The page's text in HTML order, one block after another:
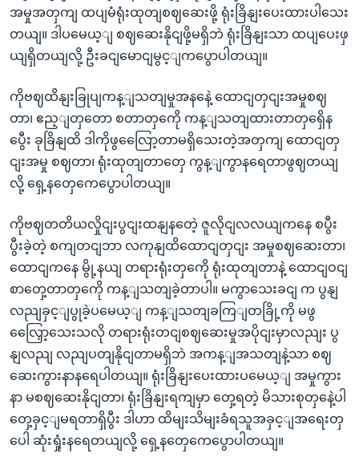
အမှုအတှကျ ထပျမံရုံးထုတျစဈဆေးဖို့ ရုံးခြိနျးပေးထားပါသေး
တယျ။ ဒါပမေယ့ျ စဈဆေးနိုငျဖို့မရှိဘဲ ရုံးခြိနျးသာ ထပျပေးဖှ
ယျရှိတယျလို့ ဦးခငျမောငျမွင့ျကပွောပါတယျ။
ကိုဗဈထိနျးခြုပျကန့ျသတျမှုအနနေဲ့ ထောငျတှငျးအမှုစဈ
တာ၊ ဧည့ျတှတော စတာတှကေို ကန့ျသတျထားတာတှရှေိန
ပွေီး ခုခြိနျထိ ဒါကိုဖွလြေော့တာမရှိသေးတဲ့အတှကျ ထောငျတှ
ငျးအမှု စဈတာ၊ ရုံးထုတျတာတှေ ကွန့ျကွာနရေတာဖွဈတယျ
လို့ ရှေ့နတှေကေပွောပါတယျ။
ကိုဗဈတတိယလှိုငျးပွငျးထနျနတေဲ့ ဇူလိုငျလလယျကနေ စပွီး
ပွီးခဲ့တဲ့ စကျတငျဘာ လကုနျထိထောငျတှငျး အမှုစဈဆေးတာ၊
ထောငျကနေ မွို့နယျ တရားရုံးတှကေို ရုံးထုတျတာနဲ့ ထောငျဝငျ
စာတှေ့တာတှကေို ကန့ျသတျခဲ့တာပါ။ မကွာသေးခငျ က ပွနျ
လညျခှင့ျပွုခဲ့ပမေယ့ျ ကန့ျသတျခကြျတခြို့ကို မဖွ
လြှေော့သေးသလို တရားရုံးတငျစဈဆေးမှုအပိုငျးမှာလညျး ပွ
နျလညျ လညျပတျနိုငျတာမရှိဘဲ အကန့ျအသတျနဲ့သာ စဈ
ဆေးကွားနာနရေပါတယျ။ ရုံးခြိနျးပေးထားပမေယ့ျ အမှုကွား
နာ မစဈဆေးနိုငျတာ၊ ရုံးခြိနျးရကျမှာ တှေ့ရတဲ့ မိသားစုတှနေဲ့ပါ
တှေ့ခှင့ျမရတာရှိပွီး ဒါဟာ ထိမျးသိမျးခံရသူအခှင့ျအရေးတှ
ပေါ ဆုံးရှုံးနရေတယျလို့ ရှေ့နတှေကေပွောပါတယျ။